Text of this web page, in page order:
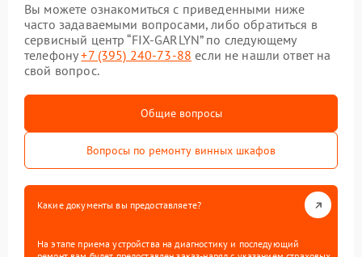
Вы можете ознакомиться с приведенными ниже
часто задаваемыми вопросами, либо обратиться в
сервисный центр “FIX-GARLYN” по следующему
телефону+7 (395) 240-73-88 если не нашли ответ на
свой вопрос.
Общие вопросы
Вопросы по ремонту винных шкафов
Какие документы вы предоставляете?
На этапе приема устройства на диагностику и последующий